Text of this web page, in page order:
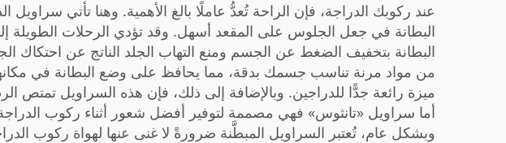
عند ركوبك الدراجة، فإن الراحة تُعدُّ عاملًا بالغ الأهمية. وهنا تأتي
البطانة في جعل الجلوس على المقعد أسهل. وقد تؤدي الرحلات
البطانة بتخفيف الضغط عن الجسم ومنع التهاب الجلد الناتج عن احتكاك
من مواد مرنة تناسب جسمك بدقة، مما يحافظ على وضع البطانة في مكانها
ميزة رائعة جدًّا للدراجين. وبالإضافة إلى ذلك، فإن هذه السراويل تمتص
أما سراويل «تانثوس» فهي مصممة لتوفير أفضل شعور أثناء ركوب الدراجة.
وبشكل عام، تُعتبر السراويل المبطَّنة ضرورةً لا غنى عنها لهواة ركوب